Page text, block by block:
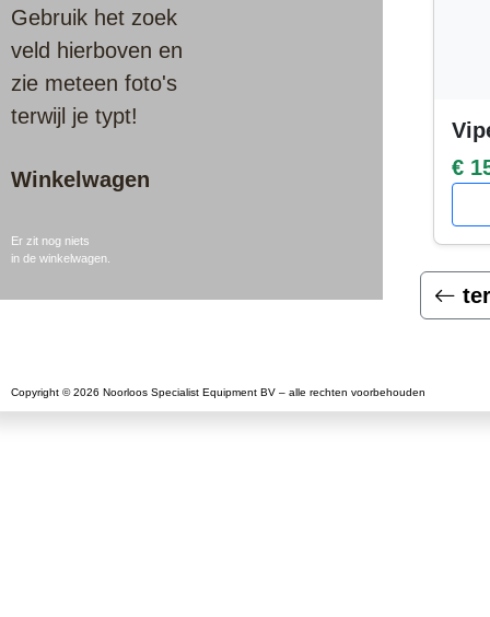
Gebruik het zoek
veld hierboven en
zie meteen foto's
terwijl je typt!
Winkelwagen
Er zit nog niets
in de winkelwagen.
€
Copyright © 2026 Noorloos Specialist Equipment BV – alle rechten voorbehouden